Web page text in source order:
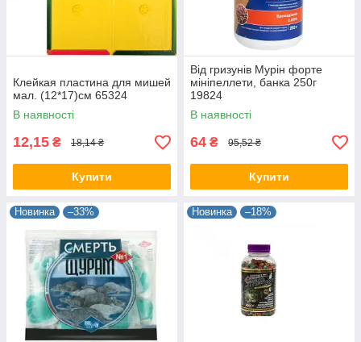
Клейкая пластина для мишей
мал. (12*17)см 65324
В наявності
12,15 ₴ 18,14 ₴
Купити
Від гризунів Мурін форте
мініпеллети, банка 250г
19824
В наявності
64 ₴ 95,52 ₴
Купити
Новинка –33% Новинка –18%